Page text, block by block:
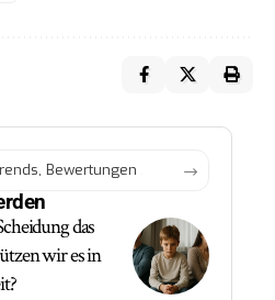
das
wir es in